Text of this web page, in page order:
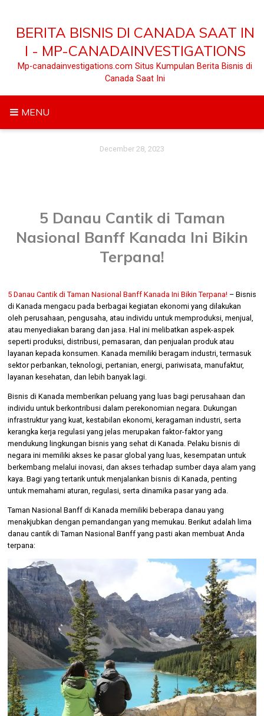
contentBERITA BISNIS DI CANADA SAAT IN
I - MP-CANADAINVESTIGATIONS
Mp-canadainvestigations.com Situs Kumpulan Berita Bisnis di
Canada Saat Ini
MENU
December 28, 2023
5 Danau Cantik di Taman
Nasional Banff Kanada Ini Bikin
Terpana!
5 Danau Cantik di Taman Nasional Banff Kanada Ini Bikin Terpana! – Bisnis
di Kanada mengacu pada berbagai kegiatan ekonomi yang dilakukan
oleh perusahaan, pengusaha, atau individu untuk memproduksi, menjual,
atau menyediakan barang dan jasa. Hal ini melibatkan aspek-aspek
seperti produksi, distribusi, pemasaran, dan penjualan produk atau
layanan kepada konsumen. Kanada memiliki beragam industri, termasuk
sektor perbankan, teknologi, pertanian, energi, pariwisata, manufaktur,
layanan kesehatan, dan lebih banyak lagi.
Bisnis di Kanada memberikan peluang yang luas bagi perusahaan dan
individu untuk berkontribusi dalam perekonomian negara. Dukungan
infrastruktur yang kuat, kestabilan ekonomi, keragaman industri, serta
kerangka kerja regulasi yang jelas merupakan faktor-faktor yang
mendukung lingkungan bisnis yang sehat di Kanada. Pelaku bisnis di
negara ini memiliki akses ke pasar global yang luas, kesempatan untuk
berkembang melalui inovasi, dan akses terhadap sumber daya alam yang
kaya. Bagi yang tertarik untuk menjalankan bisnis di Kanada, penting
untuk memahami aturan, regulasi, serta dinamika pasar yang ada.
Taman Nasional Banff di Kanada memiliki beberapa danau yang
menakjubkan dengan pemandangan yang memukau. Berikut adalah lima
danau cantik di Taman Nasional Banff yang pasti akan membuat Anda
terpana: